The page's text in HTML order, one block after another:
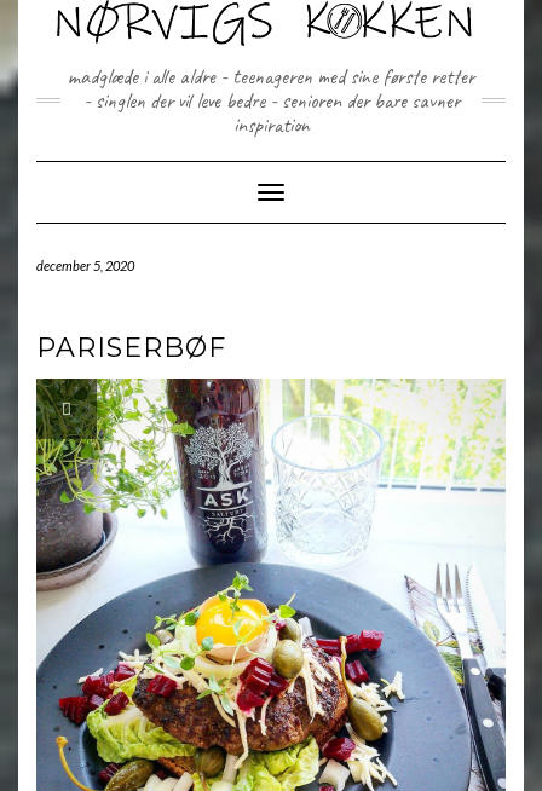
madglæde i alle aldre - teenageren med sine første retter
- singlen der vil leve bedre - senioren der bare savner
inspiration
Toggle Navigation
december 5, 2020
PARISERBØF